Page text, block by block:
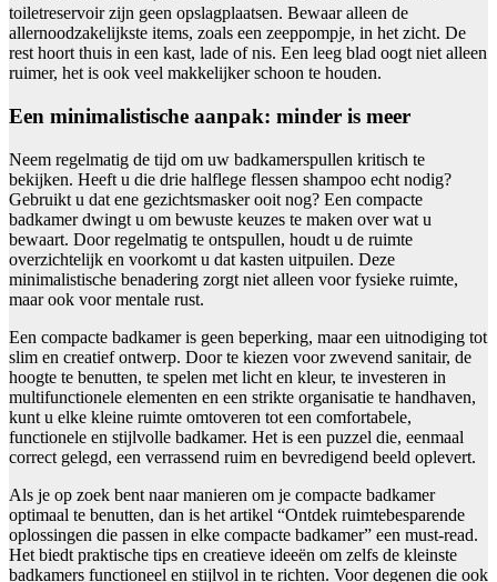
toiletreservoir zijn geen opslagplaatsen. Bewaar alleen de
allernoodzakelijkste items, zoals een zeeppompje, in het zicht. De
rest hoort thuis in een kast, lade of nis. Een leeg blad oogt niet alleen
ruimer, het is ook veel makkelijker schoon te houden.
Een minimalistische aanpak: minder is meer
Neem regelmatig de tijd om uw badkamerspullen kritisch te
bekijken. Heeft u die drie halflege flessen shampoo echt nodig?
Gebruikt u dat ene gezichtsmasker ooit nog? Een compacte
badkamer dwingt u om bewuste keuzes te maken over wat u
bewaart. Door regelmatig te ontspullen, houdt u de ruimte
overzichtelijk en voorkomt u dat kasten uitpuilen. Deze
minimalistische benadering zorgt niet alleen voor fysieke ruimte,
maar ook voor mentale rust.
Een compacte badkamer is geen beperking, maar een uitnodiging tot
slim en creatief ontwerp. Door te kiezen voor zwevend sanitair, de
hoogte te benutten, te spelen met licht en kleur, te investeren in
multifunctionele elementen en een strikte organisatie te handhaven,
kunt u elke kleine ruimte omtoveren tot een comfortabele,
functionele en stijlvolle badkamer. Het is een puzzel die, eenmaal
correct gelegd, een verrassend ruim en bevredigend beeld oplevert.
Als je op zoek bent naar manieren om je compacte badkamer
optimaal te benutten, dan is het artikel “Ontdek ruimtebesparende
oplossingen die passen in elke compacte badkamer” een must-read.
Het biedt praktische tips en creatieve ideeën om zelfs de kleinste
badkamers functioneel en stijlvol in te richten. Voor degenen die ook